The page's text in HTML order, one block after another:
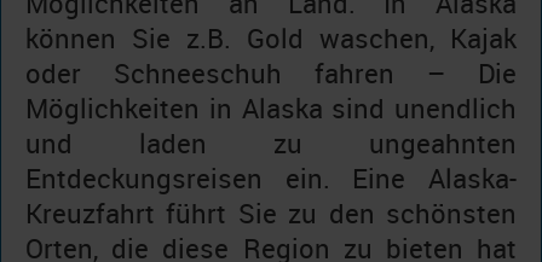
können Sie z.B. Gold waschen, Kajak
oder Schneeschuh fahren – Die
Möglichkeiten in Alaska sind unendlich
und laden zu ungeahnten
Entdeckungsreisen ein. Eine Alaska-
Kreuzfahrt führt Sie zu den schönsten
Orten, die diese Region zu bieten hat